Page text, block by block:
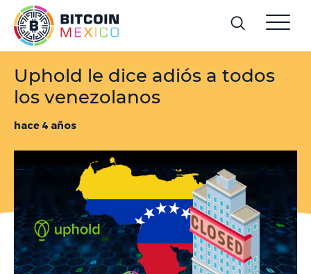
Uphold le dice adiós a todos
los venezolanos
hace 4 años